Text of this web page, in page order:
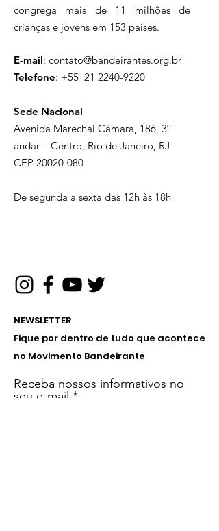
congrega mais de 11 milhões de
crianças e jovens em 153 países.
E-mail: contato@bandeirantes.org.br
Telefone: +55 21 2240-9220
Sede Nacional
Avenida Marechal Câmara, 186, 3º
andar – Centro, Rio de Janeiro, RJ
CEP 20020-080
De segunda a sexta das 12h às 18h
NEWSLETTER
Fique por dentro de tudo que acontece
no Movimento Bandeirante
Receba nossos informativos no
seu e-mail